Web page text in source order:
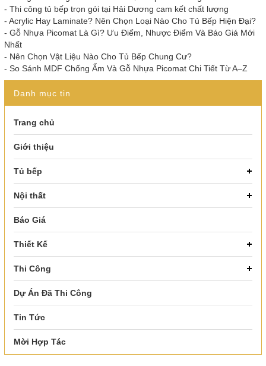
- Thi công tủ bếp trọn gói tại Hải Dương cam kết chất lượng
- Acrylic Hay Laminate? Nên Chọn Loại Nào Cho Tủ Bếp Hiện Đại?
- Gỗ Nhựa Picomat Là Gì? Ưu Điểm, Nhược Điểm Và Báo Giá Mới
Nhất
- Nên Chọn Vật Liệu Nào Cho Tủ Bếp Chung Cư?
- So Sánh MDF Chống Ẩm Và Gỗ Nhựa Picomat Chi Tiết Từ A–Z
Danh mục tin
Trang chủ
Giới thiệu
Tủ bếp
Nội thất
Báo Giá
Thiết Kế
Thi Công
Dự Án Đã Thi Công
Tin Tức
Mời Hợp Tác